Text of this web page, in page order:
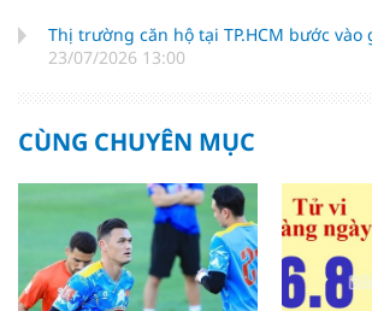
Thị trường căn hộ tại TP.HCM bước
23/07/2026 13:00
CÙNG CHUYÊN MỤC